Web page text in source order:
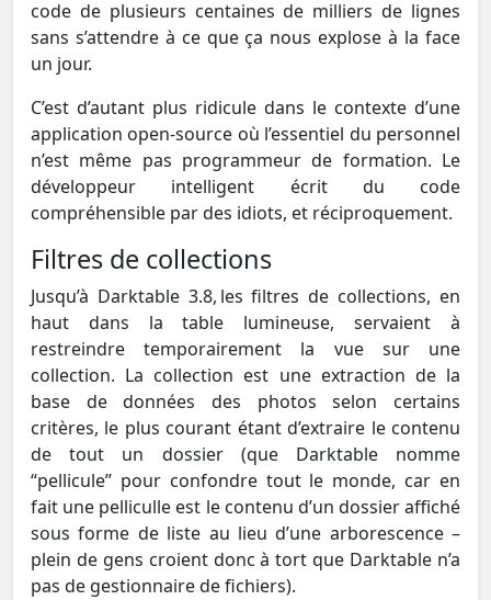
code de plusieurs centaines de milliers de lignes
sans s’attendre à ce que ça nous explose à la face
un jour.
C’est d’autant plus ridicule dans le contexte d’une
application open-source où l’essentiel du personnel
n’est même pas programmeur de formation. Le
développeur intelligent écrit du code
compréhensible par des idiots, et réciproquement.
Filtres de collections
Jusqu’à Darktable 3.8, les filtres de collections, en
haut dans la table lumineuse, servaient à
restreindre temporairement la vue sur une
collection. La collection est une extraction de la
base de données des photos selon certains
critères, le plus courant étant d’extraire le contenu
de tout un dossier (que Darktable nomme
“pellicule” pour confondre tout le monde, car en
fait une pelliculle est le contenu d’un dossier affiché
sous forme de liste au lieu d’une arborescence –
plein de gens croient donc à tort que Darktable n’a
pas de gestionnaire de fichiers).